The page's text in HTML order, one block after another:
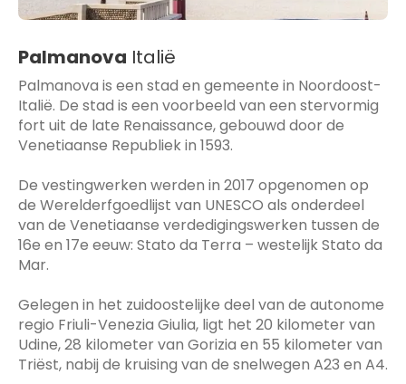
Palmanova Italië
Palmanova is een stad en gemeente in Noordoost-
Italië. De stad is een voorbeeld van een stervormig
fort uit de late Renaissance, gebouwd door de
Venetiaanse Republiek in 1593.
De vestingwerken werden in 2017 opgenomen op
de Werelderfgoedlijst van UNESCO als onderdeel
van de Venetiaanse verdedigingswerken tussen de
16e en 17e eeuw: Stato da Terra – westelijk Stato da
Mar.
Gelegen in het zuidoostelijke deel van de autonome
regio Friuli-Venezia Giulia, ligt het 20 kilometer van
Udine, 28 kilometer van Gorizia en 55 kilometer van
Triëst, nabij de kruising van de snelwegen A23 en A4.